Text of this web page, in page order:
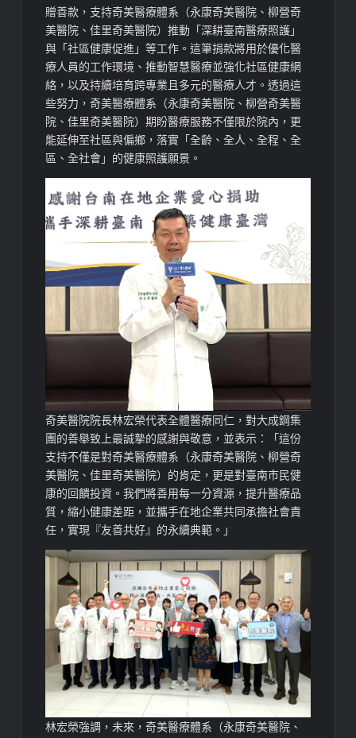
贈善款，支持奇美醫療體系（永康奇美醫院、柳營奇
美醫院、佳里奇美醫院）推動「深耕臺南醫療照護」
與「社區健康促進」等工作。這筆捐款將用於優化醫
療人員的工作環境、推動智慧醫療並強化社區健康網
絡，以及持續培育跨專業且多元的醫療人才。透過這
些努力，奇美醫療體系（永康奇美醫院、柳營奇美醫
院、佳里奇美醫院）期盼醫療服務不僅限於院內，更
能延伸至社區與偏鄉，落實「全齡、全人、全程、全
區、全社會」的健康照護願景。
奇美醫院院長林宏榮代表全體醫療同仁，對大成鋼集
團的善舉致上最誠摯的感謝與敬意，並表示：「這份
支持不僅是對奇美醫療體系（永康奇美醫院、柳營奇
美醫院、佳里奇美醫院）的肯定，更是對臺南市民健
康的回饋投資。我們將善用每一分資源，提升醫療品
質，縮小健康差距，並攜手在地企業共同承擔社會責
任，實現『友善共好』的永續典範。」
林宏榮強調，未來，奇美醫療體系（永康奇美醫院、